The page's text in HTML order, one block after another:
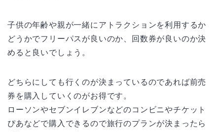
子供の年齢や親が一緒にアトラクションを利用するか
どうかでフリーパスが良いのか、回数券が良いのか決
めると良いでしょう。
どちらにしても行くのが決まっているのであれば前売
券を購入していくのがお得です。
ローソンやセブンイレブンなどのコンビニやチケット
ぴあなどで購入できるので旅行のプランが決まったら